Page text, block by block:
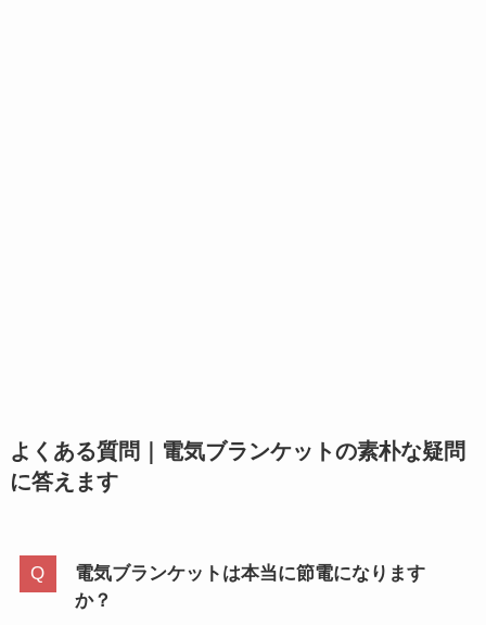
よくある質問｜電気ブランケットの素朴な疑問
に答えます
電気ブランケットは本当に節電になります
か？